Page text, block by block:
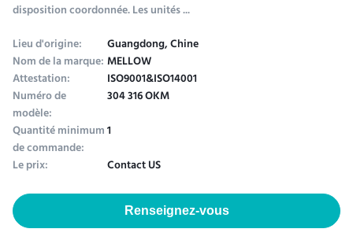
disposition coordonnée. Les unités ...
Lieu d'origine:
Guangdong, Chine
Nom de la marque:MELLOW
Attestation: ISO9001&ISO14001
Numéro de
modèle:
304 316 OKM
Quantité minimum
de commande:
1
Le prix:
Contact US
Renseignez-vous